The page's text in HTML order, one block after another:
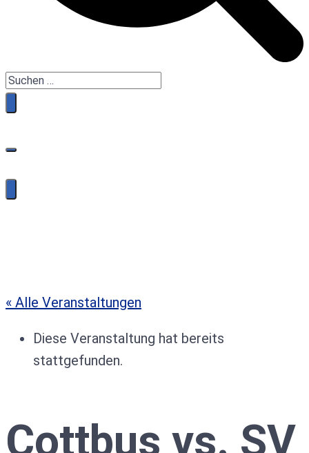
« Alle Veranstaltungen
Diese Veranstaltung hat bereits
stattgefunden.
Cottbus vs. SV